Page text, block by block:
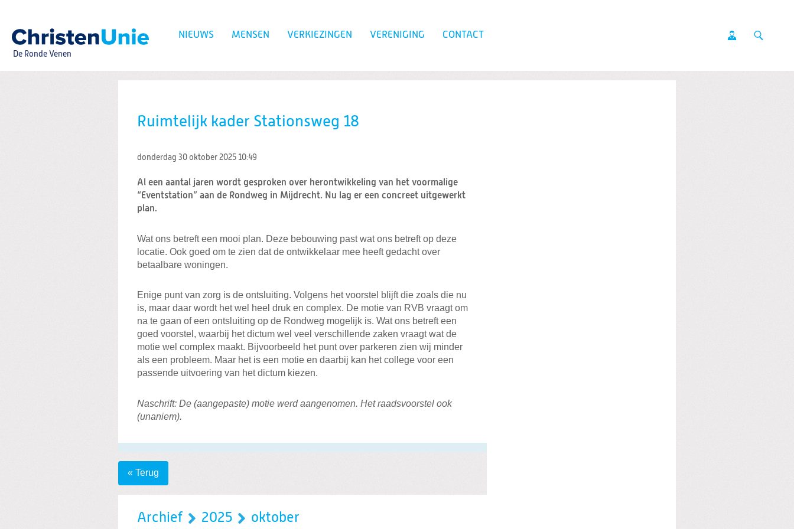
Spring
naar
inhoud
De Ronde Venen
NIEUWS MENSEN VERKIEZINGEN VERENIGING CONTACT
Ruimtelijk kader Stationsweg 18
donderdag 30 oktober 2025 10:49
Al een aantal jaren wordt gesproken over herontwikkeling van het voormalige
“Eventstation” aan de Rondweg in Mijdrecht. Nu lag er een concreet uitgewerkt
plan.
Wat ons betreft een mooi plan. Deze bebouwing past wat ons betreft op deze
locatie. Ook goed om te zien dat de ontwikkelaar mee heeft gedacht over
betaalbare woningen.
Enige punt van zorg is de ontsluiting. Volgens het voorstel blijft die zoals die nu
is, maar daar wordt het wel heel druk en complex. De motie van RVB vraagt om
na te gaan of een ontsluiting op de Rondweg mogelijk is. Wat ons betreft een
goed voorstel, waarbij het dictum wel veel verschillende zaken vraagt wat de
motie wel complex maakt. Bijvoorbeeld het punt over parkeren zien wij minder
als een probleem. Maar het is een motie en daarbij kan het college voor een
passende uitvoering van het dictum kiezen.
Naschrift: De (aangepaste) motie werd aangenomen. Het raadsvoorstel ook
(unaniem).
« Terug
Archief 2025 oktober